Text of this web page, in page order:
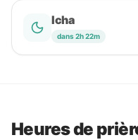
Icha
dans 2h 22m
Heures de